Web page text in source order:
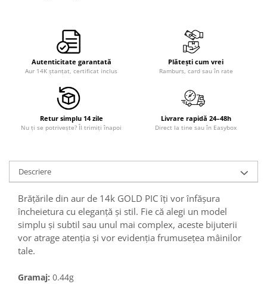
Autenticitate garantată
Aur 14K ștanțat, certificat inclus
Plătești cum vrei
Ramburs, card sau în rate
Retur simplu 14 zile
Nu ți se potrivește? Îl trimiți înapoi
Livrare rapidă 24–48h
Direct la tine sau în Easybox
Descriere
Brățările din aur de 14k GOLD PIC îți vor înfășura
încheietura cu eleganță și stil. Fie că alegi un model
simplu și subtil sau unul mai complex, aceste bijuterii
vor atrage atenția și vor evidenția frumusețea mâinilor
tale.
Gramaj: 0.44g